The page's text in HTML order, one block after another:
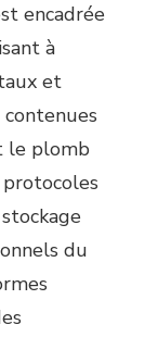
encadrée
à
et
le plomb
du